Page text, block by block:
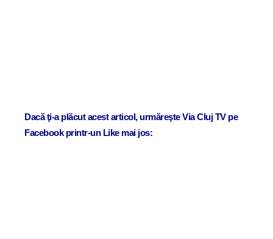
Dacă ţi-a plăcut acest articol, urmăreşte Via Cluj TV pe
Facebook printr-un Like mai jos: